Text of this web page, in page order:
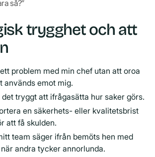
så?”
trygghet och att
problem med min chef utan att oroa
används emot mig.
tryggt att ifrågasätta hur saker görs.
en säkerhets- eller kvalitetsbrist
att få skulden.
team säger ifrån bemöts hen med
andra tycker annorlunda.